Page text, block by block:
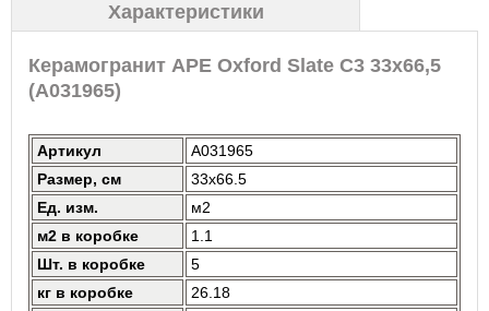
Характеристики
Керамогранит APE Oxford Slate C3 33x66,5
(A031965)
Артикул
A031965
Размер, см
33x66.5
Ед. изм.
м2
м2 в коробке
1.1
Шт. в коробке
5
кг в коробке
26.18